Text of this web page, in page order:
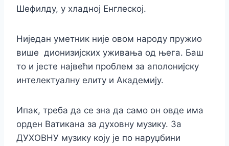
Шефилду, у хладној Енглеској.
Ниједан уметник није овом народу пружио
више дионизијских уживања од њега. Баш
то и јесте највећи проблем за аполонијску
интелектуалну елиту и Академију.
Ипак, треба да се зна да само он овде има
орден Ватикана за духовну музику. За
ДУХОВНУ музику коју је по наруџбини